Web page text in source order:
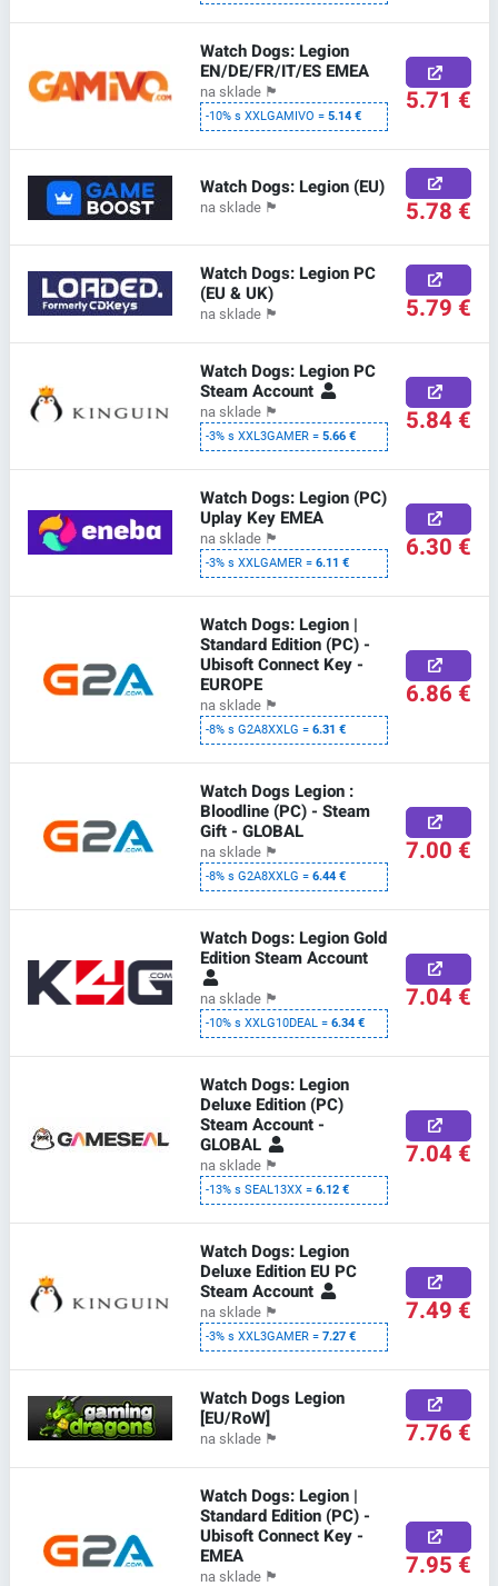
Watch Dogs: Legion
EN/DE/FR/IT/ES EMEA
na sklade 🏴
-10% s XXLGAMIVO =5.14 € 5.71 €
Watch Dogs: Legion (EU)
na sklade 🏴 5.78 €
Watch Dogs: Legion PC
(EU & UK)
na sklade 🏴 5.79 €
Watch Dogs: Legion PC
Steam Account
na sklade 🏴
-3% s XXL3GAMER =5.66 € 5.84 €
Watch Dogs: Legion (PC)
Uplay Key EMEA
na sklade 🏴
-3% s XXLGAMER =6.11 € 6.30 €
Watch Dogs: Legion |
Standard Edition (PC) -
Ubisoft Connect Key -
EUROPE
na sklade 🏴
-8% s G2A8XXLG =6.31 €
6.86 €
Watch Dogs Legion :
Bloodline (PC) - Steam
Gift - GLOBAL
na sklade 🏴
-8% s G2A8XXLG =6.44 €
7.00 €
Watch Dogs: Legion Gold
Edition Steam Account
na sklade 🏴
-10% s XXLG10DEAL =6.34 €
7.04 €
Watch Dogs: Legion
Deluxe Edition (PC)
Steam Account -
GLOBAL
na sklade 🏴
-13% s SEAL13XX =6.12 €
7.04 €
Watch Dogs: Legion
Deluxe Edition EU PC
Steam Account
na sklade 🏴
-3% s XXL3GAMER =7.27 €
7.49 €
Watch Dogs Legion
[EU/RoW]
na sklade 🏴 7.76 €
Watch Dogs: Legion |
Standard Edition (PC) -
Ubisoft Connect Key -
EMEA
na sklade 🏴 7.95 €